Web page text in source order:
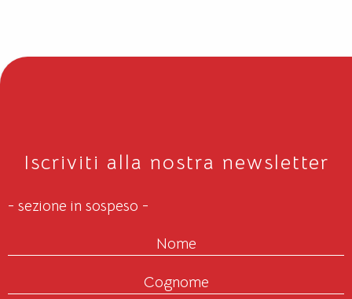
Iscriviti alla nostra newsletter
- sezione in sospeso -
Nome
Cognome